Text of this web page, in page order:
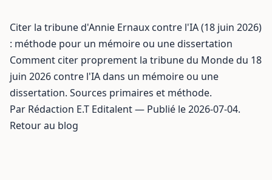
Citer la tribune d'Annie Ernaux contre l'IA (18 juin 2026)
: méthode pour un mémoire ou une dissertation
Comment citer proprement la tribune du Monde du 18
juin 2026 contre l'IA dans un mémoire ou une
dissertation. Sources primaires et méthode.
Par Rédaction E.T Editalent — Publié le 2026-07-04.
Retour au blog